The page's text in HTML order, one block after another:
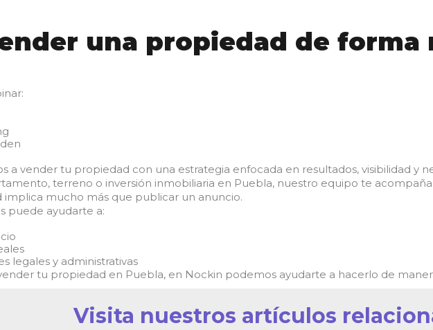
una propiedad de forma
a vender tu propiedad con una estrategia enfocada en resultados, visibilidad y
terreno o inversión inmobiliaria en Puebla, nuestro equipo te
implica mucho más que publicar un anuncio.
puede ayudarte a:
legales y administrativas
tu propiedad en Puebla, en Nockin podemos ayudarte a hacerlo de
Visita nuestros artículos